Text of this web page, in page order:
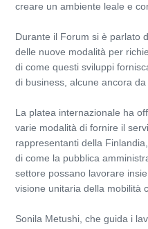
creare un ambiente leale e
Durante il Forum si è parlato
delle nuove modalità per
di come questi sviluppi
di business, alcune ancora da
La platea internazionale ha
varie modalità di fornire il
rappresentanti della
di come la pubblica
settore possano lavorare
visione unitaria della mobilità
Sonila Metushi, che guida i